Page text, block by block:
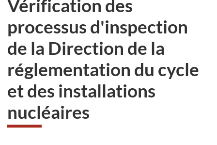
Vérification des
processus d'inspection
de la Direction de la
réglementation du cycle
et des installations
nucléaires